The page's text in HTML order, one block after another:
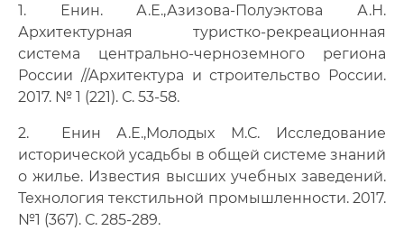
1. Енин. А.Е.,Азизова-Полуэктова А.Н.
Архитектурная туристко-рекреационная
система центрально-черноземного региона
России //Архитектура и строительство России.
2017. № 1 (221). С. 53-58.
2. Енин А.Е.,Молодых М.С. Исследование
исторической усадьбы в общей системе знаний
о жилье. Известия высших учебных заведений.
Технология текстильной промышленности. 2017.
№1 (367). С. 285-289.